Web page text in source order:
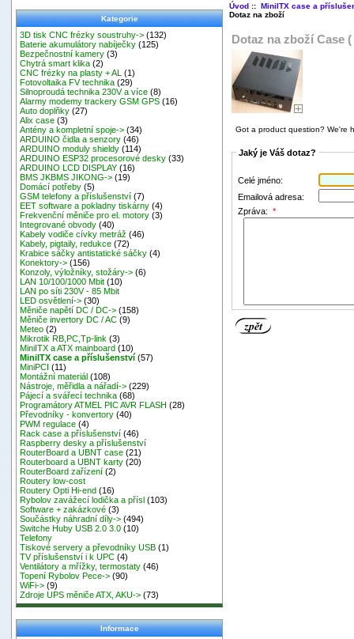
Kategorie
3D tisk CNC frézky soustruhy-> (132)
Baterie akumulátory nabíječky (125)
Bezpečnostní kamery (3)
Chytrá smart klika (2)
CNC frézky na plasty + AL
(1)
Fotovoltaika FV technika (29)
Silnoproudá technika 230V a více (8)
Alarmy modemy trackery GSM GPS (16)
Auto doplňky (27)
Alix case (3)
Antény a kompletní spoje-> (34)
ARDUINO čidla a senzory (46)
ARDUINO moduly shieldy (114)
ARDUINO ESP32 procesorové desky (33)
ARDUINO LCD DISPLAY (16)
BMS JKBMS JIKONG-> (19)
Domácí potřeby (5)
GSM telefony a příslušenství (7)
EET software a pokladny tiskárny (4)
Frekvenční měniče pro el. motory (3)
Integrované obvody (40)
Kabely vodiče cívky metráž (46)
Kabely, pigtaily, redukce (72)
Krabice sáčky antistatické sáčky (4)
Konektory-> (156)
Konzoly, výložníky, stožáry-> (6)
LAN 10/100/1000 Mbit (10)
LAN po síti 230V - 85 Mbit
LED osvětlení-> (30)
Měniče napětí DC / DC-> (158)
Měniče invertory DC / AC (9)
Meteo (2)
Mikrotik RB,PC,Tp-link (3)
MiniITX a ATX mainboard (10)
MiniITX case a příslušenství (57)
MiniPCI (11)
Montážní materiál (108)
Nástroje, měřidla a nářadí-> (229)
Pájecí a svářecí technika (68)
Programátory ATMEL PIC AVR FLASH (28)
Převodníky - konvertory (40)
PWM regulace (4)
Rack case a příslušenství (46)
Raspberry desky a příslušenství
RouterBoard a UBNT case (21)
Routerboard a UBNT karty (20)
RouterBoard zařízení (2)
Routery low-cost
Routery Opti Hi-end (16)
Rybolov zavážecí lodička a přísl (103)
Software + zakázkové (3)
Součástky náhradní díly-> (494)
Switche Huby USB 2.0 3.0 (10)
Telefony
Tiskové servery a převodníky USB (1)
TV příslušenství i k UPC (4)
Ventilátory a mřížky, termostaty (46)
Topení Rybolov Pece-> (90)
WiFi-> (9)
Zdroje UPS měniče ATX, AKU-> (73)
Informace
Úvod:: MiniITX case a
Dotaz na zboží
Dotaz na zboží Case
Got a product question? We're
Jaký je Váš dotaz?
Celé jméno:
Emailová adresa:
Zpráva: *